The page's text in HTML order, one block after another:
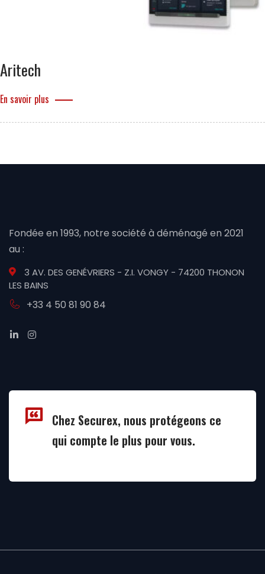
Aritech
En savoir plus
Fondée en 1993, notre société à déménagé en 2021
au :
3 AV. DES GENÉVRIERS - Z.I. VONGY - 74200 THONON
LES BAINS
+33 4 50 81 90 84
Chez Securex, nous protégeons ce
qui compte le plus pour vous.